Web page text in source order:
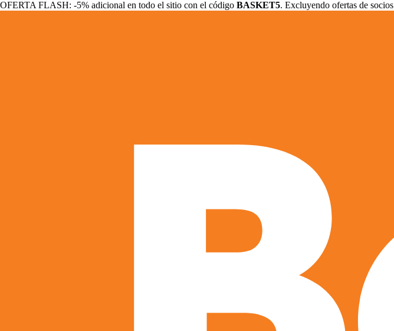
OFERTA FLASH: -5% adicional en todo el sitio con el código BASKET5. Excluyendo ofertas de socios